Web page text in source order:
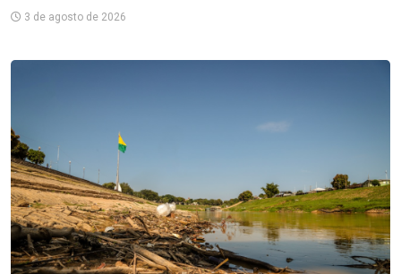
3 de agosto de 2026